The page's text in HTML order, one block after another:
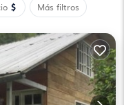
Más filtros